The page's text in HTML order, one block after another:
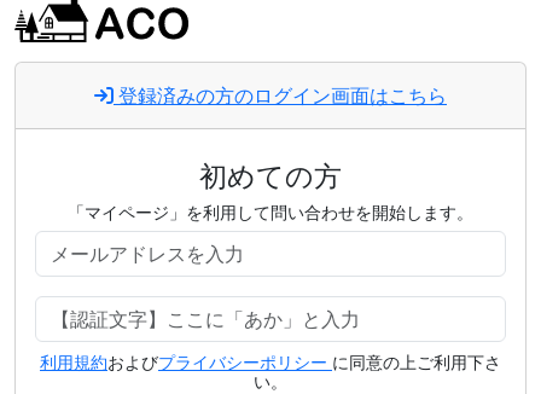
登録済みの方のログイン画面はこちら
初めての方
「マイページ」を利用して問い合わせを開始します。
利用規約およびプライバシーポリシー に同意の上ご利用下さ
い。